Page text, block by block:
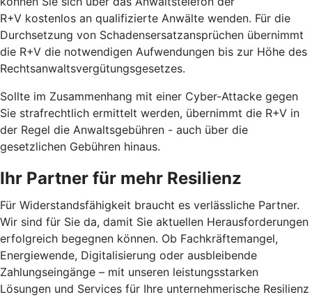
R+V kostenlos an qualifizierte Anwälte wenden. Für die
Durchsetzung von Schadensersatzansprüchen übernimmt
die R+V die notwendigen Aufwendungen bis zur Höhe des
Rechtsanwaltsvergütungsgesetzes.
Sollte im Zusammenhang mit einer Cyber-Attacke gegen
Sie strafrechtlich ermittelt werden, übernimmt die R+V in
der Regel die Anwaltsgebühren - auch über die
gesetzlichen Gebühren hinaus.
Ihr Partner für mehr Resilienz
Für Widerstandsfähigkeit braucht es verlässliche Partner.
Wir sind für Sie da, damit Sie aktuellen Herausforderungen
erfolgreich begegnen können. Ob Fachkräftemangel,
Energiewende, Digitalisierung oder ausbleibende
Zahlungseingänge – mit unseren leistungsstarken
Lösungen und Services für Ihre unternehmerische Resilienz